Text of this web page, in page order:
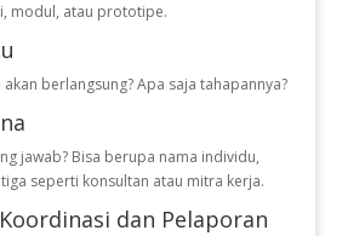
modul, atau prototipe.
berlangsung? Apa saja tahapannya?
jawab? Bisa berupa nama individu,
seperti konsultan atau mitra kerja.
dan Pelaporan